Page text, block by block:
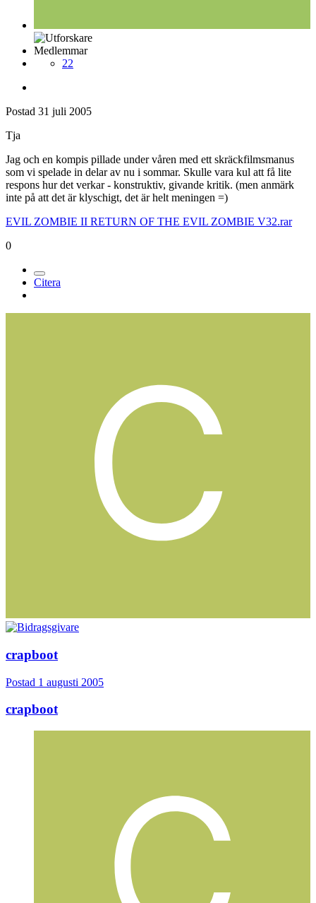
Medlemmar
22
Postad 31 juli 2005
Tja
Jag och en kompis pillade under våren med ett skräckfilmsmanus
som vi spelade in delar av nu i sommar. Skulle vara kul att få lite
respons hur det verkar - konstruktiv, givande kritik. (men anmärk
inte på att det är klyschigt, det är helt meningen =)
EVIL ZOMBIE II RETURN OF THE EVIL ZOMBIE V32.rar
0
Citera
crapboot
Postad 1 augusti 2005
crapboot